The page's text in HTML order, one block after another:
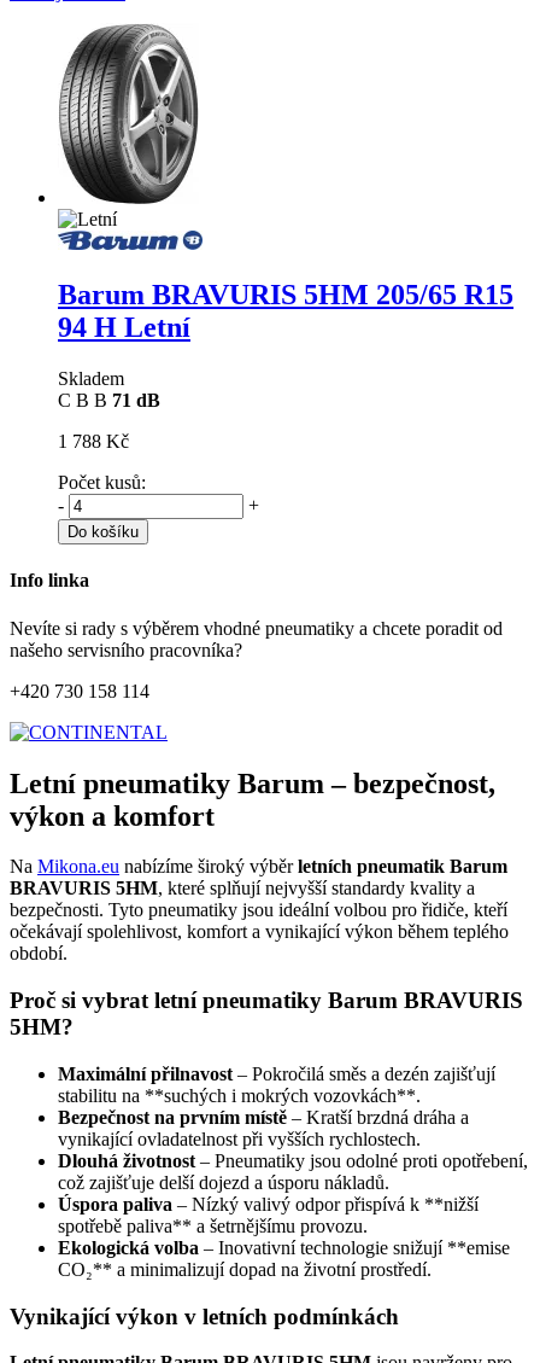
Barum BRAVURIS 5HM 205/65 R15
94 H Letní
Skladem
C B B 71 dB
1 788 Kč
Počet kusů:
-
+
Do košíku
Info linka
Nevíte si rady s výběrem vhodné pneumatiky a chcete poradit od
našeho servisního pracovníka?
+420 730 158 114
Letní pneumatiky Barum – bezpečnost,
výkon a komfort
Na Mikona.eu nabízíme široký výběrletních pneumatik Barum
BRAVURIS 5HM, které splňují nejvyšší standardy kvality a
bezpečnosti. Tyto pneumatiky jsou ideální volbou pro řidiče, kteří
očekávají spolehlivost, komfort a vynikající výkon během teplého
období.
Proč si vybrat letní pneumatiky Barum BRAVURIS
5HM?
Maximální přilnavost – Pokročilá směs a dezén zajišťují
stabilitu na **suchých i mokrých vozovkách**.
Bezpečnost na prvním místě – Kratší brzdná dráha a
vynikající ovladatelnost při vyšších rychlostech.
Dlouhá životnost – Pneumatiky jsou odolné proti opotřebení,
což zajišťuje delší dojezd a úsporu nákladů.
Úspora paliva – Nízký valivý odpor přispívá k **nižší
spotřebě paliva** a šetrnějšímu provozu.
Ekologická volba – Inovativní technologie snižují **emise
CO₂** a minimalizují dopad na životní prostředí.
Vynikající výkon v letních podmínkách